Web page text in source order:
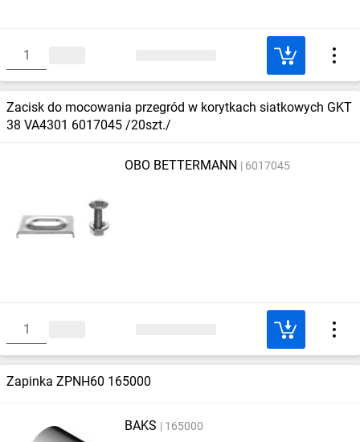
Zacisk do mocowania przegród w korytkach siatkowych GKT
38 VA4301 6017045 /20szt./
OBO BETTERMANN 6017045
Zapinka ZPNH60 165000
BAKS 165000